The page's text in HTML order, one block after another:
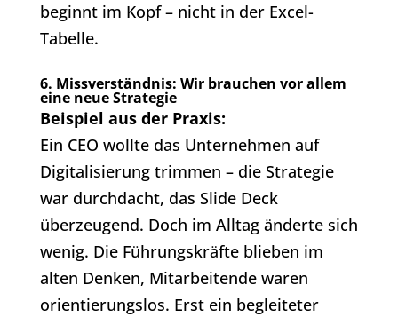
beginnt im Kopf – nicht in der Excel-
Tabelle.
6. Missverständnis: Wir brauchen vor allem
eine neue Strategie
Beispiel aus der Praxis:
Ein CEO wollte das Unternehmen auf
Digitalisierung trimmen – die Strategie
war durchdacht, das Slide Deck
überzeugend. Doch im Alltag änderte sich
wenig. Die Führungskräfte blieben im
alten Denken, Mitarbeitende waren
orientierungslos. Erst ein begleiteter